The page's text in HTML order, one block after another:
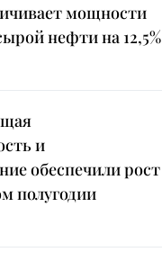
мощности
нефти на 12,5%
и
обеспечили рост
полугодии